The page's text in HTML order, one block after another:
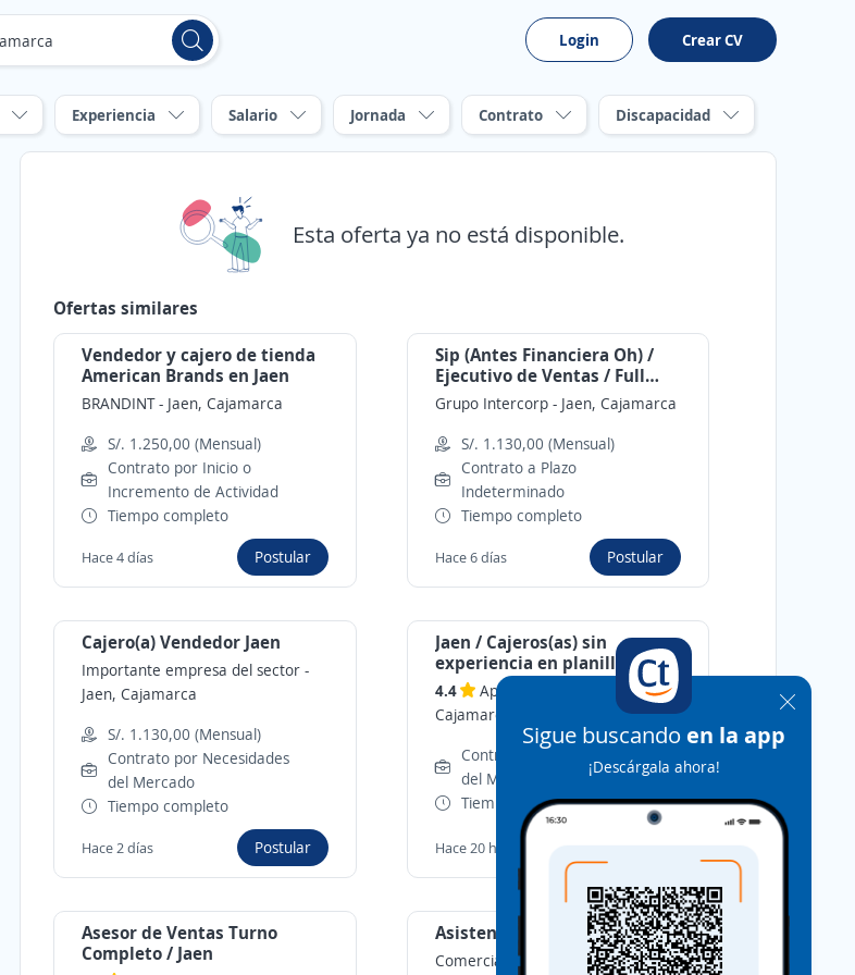
Login Crear CV
Experiencia Salario Jornada Contrato Discapacidad
Sigue buscando en la app
¡Descárgala ahora!
Esta oferta ya no está disponible.
Ofertas similares
Vendedor y cajero de tienda
American Brands en Jaen
BRANDINT - Jaen, Cajamarca
S/. 1.250,00 (Mensual)
Contrato por Inicio o
Incremento de Actividad
Tiempo completo
Hace 4 días Postular
Sip (Antes Financiera Oh) /
Ejecutivo de Ventas / Full
Time y Part Time / Plaza Vea
Jaen
Grupo Intercorp - Jaen, Cajamarca
S/. 1.130,00 (Mensual)
Contrato a Plazo
Indeterminado
Tiempo completo
Hace 6 días Postular
Cajero(a) Vendedor Jaen
Importante empresa del sector -
Jaen, Cajamarca
S/. 1.130,00 (Mensual)
Contrato por Necesidades
del Mercado
Tiempo completo
Hace 2 días Postular
Jaen / Cajeros(as) sin
experiencia en planilla
4.4 Apuesta Total
Cajamarca
Contrato por Necesidades
del Mercado
Tiempo completo
Hace 20 horas
Asesor de Ventas Turno
Completo / Jaen
Asistente de Tesorería
Comercial Lavagna SAC -Jaen,